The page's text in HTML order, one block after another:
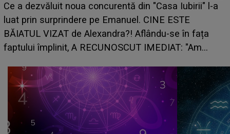
Iubirii" l-a
ESTE
se în fața
"Am
HOROSCOP de weekend, 8-9
care riscă să rămână fără bani. O
grabă îi aduce pierderi semnificative
planurile peste cap